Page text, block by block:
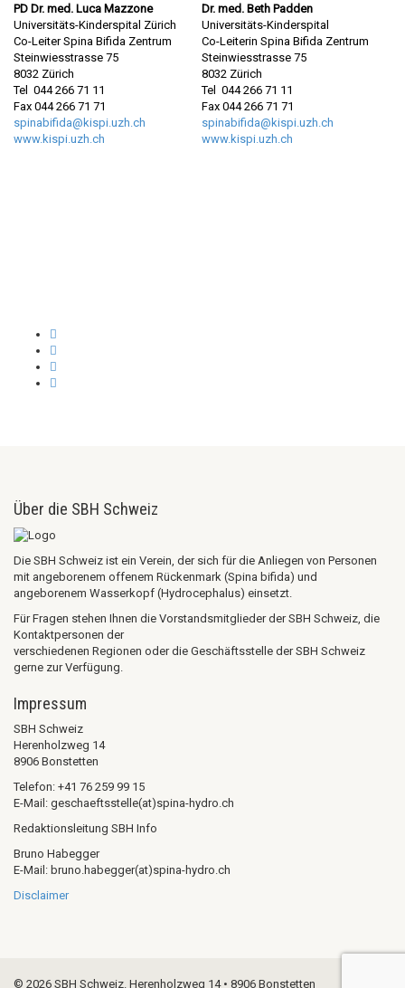
PD Dr. med. Luca Mazzone
Universitäts-Kinderspital Zürich
Co-Leiter Spina Bifida Zentrum
Steinwiesstrasse 75
8032 Zürich
Tel 044 266 71 11
Fax 044 266 71 71
spinabifida@kispi.uzh.ch
www.kispi.uzh.ch
Dr. med. Beth Padden
Universitäts-Kinderspital
Co-Leiterin Spina Bifida Zentrum
Steinwiesstrasse 75
8032 Zürich
Tel 044 266 71 11
Fax 044 266 71 71
spinabifida@kispi.uzh.ch
www.kispi.uzh.ch
Über die SBH Schweiz
Die SBH Schweiz ist ein Verein, der sich für die Anliegen von Personen
mit angeborenem offenem Rückenmark (Spina bifida) und
angeborenem Wasserkopf (Hydrocephalus) einsetzt.
Für Fragen stehen Ihnen die Vorstandsmitglieder der SBH Schweiz, die
Kontaktpersonen der
verschiedenen Regionen oder die Geschäftsstelle der SBH Schweiz
gerne zur Verfügung.
Impressum
SBH Schweiz
Herenholzweg 14
8906 Bonstetten
Telefon: +41 76 259 99 15
E-Mail: geschaeftsstelle(at)spina-hydro.ch
Redaktionsleitung SBH Info
Bruno Habegger
E-Mail: bruno.habegger(at)spina-hydro.ch
Disclaimer
© 2026 SBH Schweiz. Herenholzweg 14 • 8906 Bonstetten